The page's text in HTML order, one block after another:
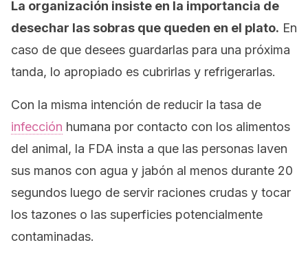
La organización insiste en la importancia de
desechar las sobras que queden en el plato. En
caso de que desees guardarlas para una próxima
tanda, lo apropiado es cubrirlas y refrigerarlas.
Con la misma intención de reducir la tasa de
infección humana por contacto con los alimentos
del animal, la FDA insta a que las personas laven
sus manos con agua y jabón al menos durante 20
segundos luego de servir raciones crudas y tocar
los tazones o las superficies potencialmente
contaminadas.